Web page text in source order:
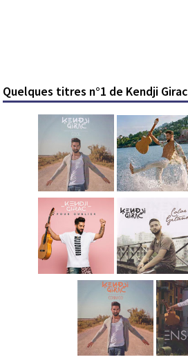
Quelques titres n°1 de Kendji Girac